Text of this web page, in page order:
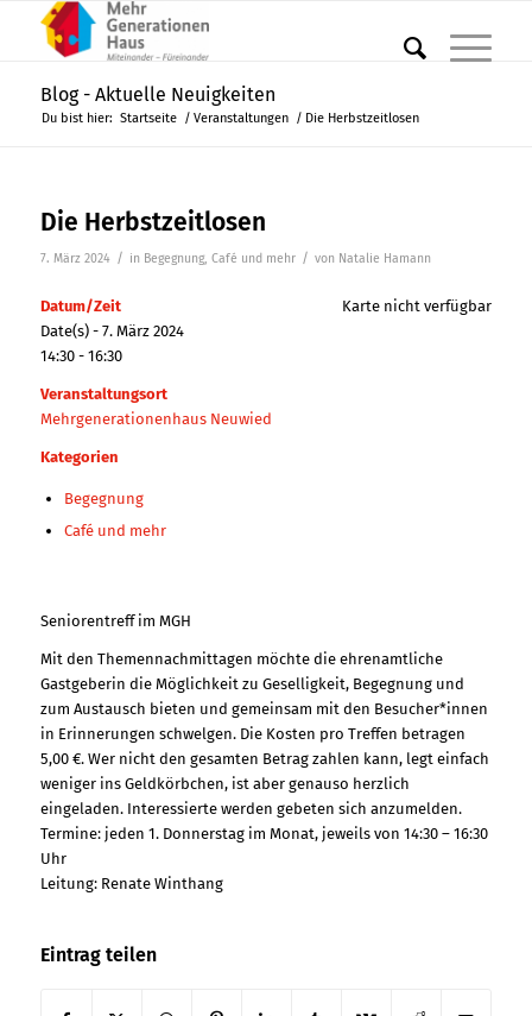
Blog - Aktuelle Neuigkeiten
Du bist hier: Startseite / Veranstaltungen / Die Herbstzeitlosen
Die Herbstzeitlosen
7. März 2024 / in Begegnung, Café und mehr / von Natalie Hamann
Karte nicht verfügbar
Datum/Zeit
Date(s) - 7. März 2024
14:30 - 16:30
Veranstaltungsort
Mehrgenerationenhaus Neuwied
Kategorien
Begegnung
Café und mehr
Seniorentreff im MGH
Mit den Themennachmittagen möchte die ehrenamtliche
Gastgeberin die Möglichkeit zu Geselligkeit, Begegnung und
zum Austausch bieten und gemeinsam mit den Besucher*innen
in Erinnerungen schwelgen. Die Kosten pro Treffen betragen
5,00 €. Wer nicht den gesamten Betrag zahlen kann, legt einfach
weniger ins Geldkörbchen, ist aber genauso herzlich
eingeladen. Interessierte werden gebeten sich anzumelden.
Termine: jeden 1. Donnerstag im Monat, jeweils von 14:30 – 16:30
Uhr
Leitung: Renate Winthang
Eintrag teilen